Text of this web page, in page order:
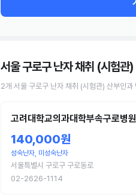
서울 구로구 난자 채취 (시험관
2개 서울 구로구 난자 채취 (시험관) 산부인과
고려대학교의과대학부속구로병원
140,000원
성숙난자, 미성숙난자
서울특별시 구로구 구로동로
02-2626-1114